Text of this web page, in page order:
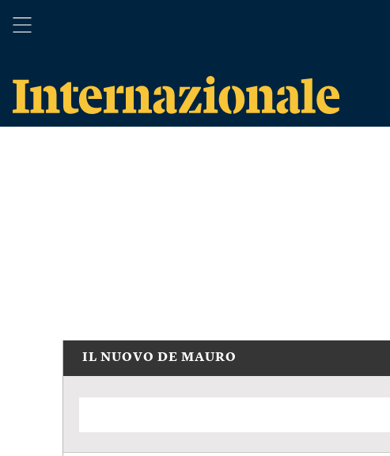
IL NUOVO DE MAURO